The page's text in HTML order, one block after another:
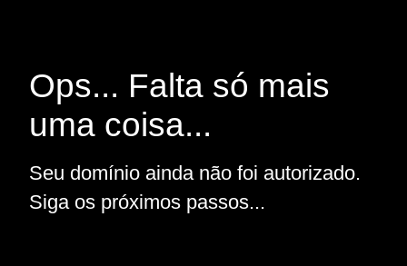
Ops... Falta só mais
uma coisa...
Seu domínio ainda não foi autorizado.
Siga os próximos passos...